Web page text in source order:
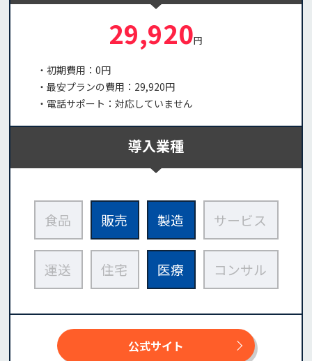
29,920円
・初期費用：0円
・最安プランの費用：29,920円
・電話サポート：対応していません
導入業種
食品 販売 製造 サービス
運送 住宅 医療 コンサル
公式サイト